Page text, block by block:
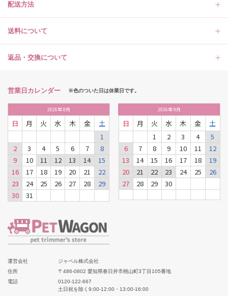
配送方法
送料について
返品・交換について
営業日カレンダー ※色のついた日は休業日です。
2026年8月
日 月 火 水 木 金
土
1
2
3 4 5 6 7
8
9
10 11 12 13 14
15
16
17 18 19 20 21
22
23
24 25 26 27 28
29
30
31
2026年9月
日 月 火 水 木 金
土
1
2 3 4
5
6
7 8 9 10 11
12
13
14 15 16 17 18
19
20
21 22 23 24 25
26
27
28 29 30
運営会社
ジャペル株式会社
住所
〒486-0802 愛知県春日井市桃山町3丁目105番地
電話
0120-122-667
土日祝を除く9:00-12:00・13:00-16:00